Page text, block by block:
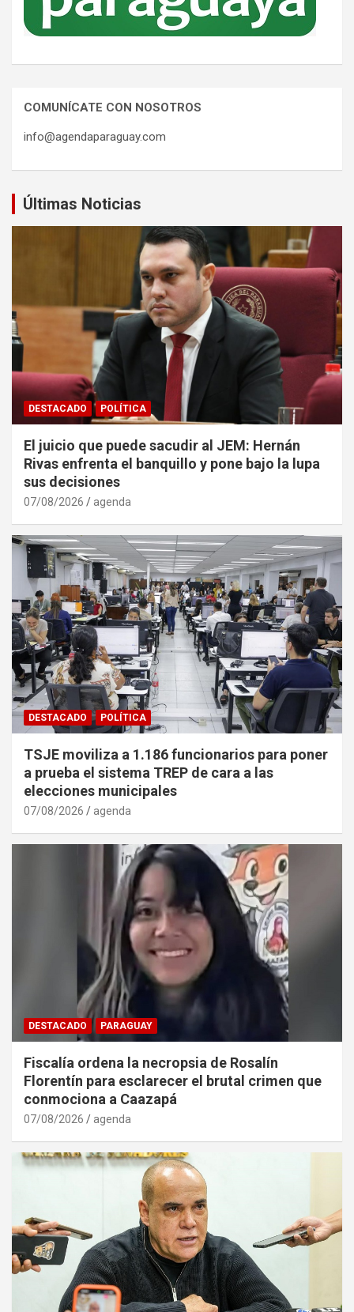
COMUNÍCATE CON NOSOTROS
info@agendaparaguay.com
Últimas Noticias
DESTACADO POLÍTICA
El juicio que puede sacudir al JEM: Hernán
Rivas enfrenta el banquillo y pone bajo la lupa
sus decisiones
07/08/2026 agenda
DESTACADO POLÍTICA
TSJE moviliza a 1.186 funcionarios para poner
a prueba el sistema TREP de cara a las
elecciones municipales
07/08/2026 agenda
DESTACADO PARAGUAY
Fiscalía ordena la necropsia de Rosalín
Florentín para esclarecer el brutal crimen que
conmociona a Caazapá
07/08/2026 agenda